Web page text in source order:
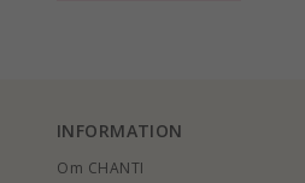
INFORMATION
Om CHANTI